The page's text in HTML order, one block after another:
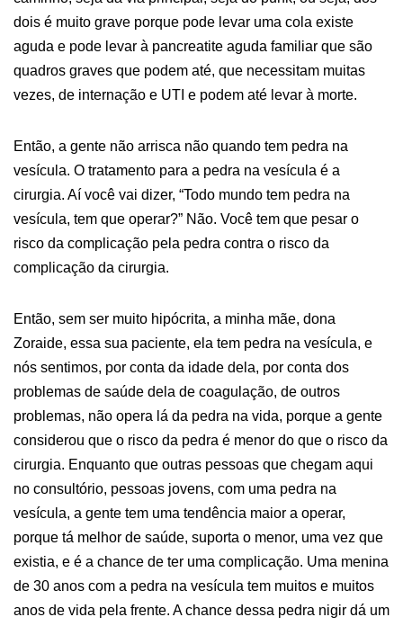
dois é muito grave porque pode levar uma cola existe
aguda e pode levar à pancreatite aguda familiar que são
quadros graves que podem até, que necessitam muitas
vezes, de internação e UTI e podem até levar à morte.
Então, a gente não arrisca não quando tem pedra na
vesícula. O tratamento para a pedra na vesícula é a
cirurgia. Aí você vai dizer, “Todo mundo tem pedra na
vesícula, tem que operar?” Não. Você tem que pesar o
risco da complicação pela pedra contra o risco da
complicação da cirurgia.
Então, sem ser muito hipócrita, a minha mãe, dona
Zoraide, essa sua paciente, ela tem pedra na vesícula, e
nós sentimos, por conta da idade dela, por conta dos
problemas de saúde dela de coagulação, de outros
problemas, não opera lá da pedra na vida, porque a gente
considerou que o risco da pedra é menor do que o risco da
cirurgia. Enquanto que outras pessoas que chegam aqui
no consultório, pessoas jovens, com uma pedra na
vesícula, a gente tem uma tendência maior a operar,
porque tá melhor de saúde, suporta o menor, uma vez que
existia, e é a chance de ter uma complicação. Uma menina
de 30 anos com a pedra na vesícula tem muitos e muitos
anos de vida pela frente. A chance dessa pedra nigir dá um